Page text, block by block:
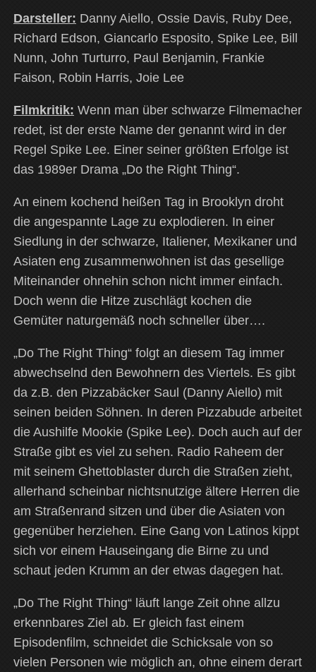
Darsteller: Danny Aiello, Ossie Davis, Ruby Dee,
Richard Edson, Giancarlo Esposito, Spike Lee, Bill
Nunn, John Turturro, Paul Benjamin, Frankie
Faison, Robin Harris, Joie Lee
Filmkritik: Wenn man über schwarze Filmemacher
redet, ist der erste Name der genannt wird in der
Regel Spike Lee. Einer seiner größten Erfolge ist
das 1989er Drama „Do the Right Thing“.
An einem kochend heißen Tag in Brooklyn droht
die angespannte Lage zu explodieren. In einer
Siedlung in der schwarze, Italiener, Mexikaner und
Asiaten eng zusammenwohnen ist das gesellige
Miteinander ohnehin schon nicht immer einfach.
Doch wenn die Hitze zuschlägt kochen die
Gemüter naturgemäß noch schneller über….
„Do The Right Thing“ folgt an diesem Tag immer
abwechselnd den Bewohnern des Viertels. Es gibt
da z.B. den Pizzabäcker Saul (Danny Aiello) mit
seinen beiden Söhnen. In deren Pizzabude arbeitet
die Aushilfe Mookie (Spike Lee). Doch auch auf der
Straße gibt es viel zu sehen. Radio Raheem der
mit seinem Ghettoblaster durch die Straßen zieht,
allerhand scheinbar nichtsnutzige ältere Herren die
am Straßenrand sitzen und über die Asiaten von
gegenüber herziehen. Eine Gang von Latinos kippt
sich vor einem Hauseingang die Birne zu und
schaut jeden Krumm an der etwas dagegen hat.
„Do The Right Thing“ läuft lange Zeit ohne allzu
erkennbares Ziel ab. Er gleich fast einem
Episodenfilm, schneidet die Schicksale von so
vielen Personen wie möglich an, ohne einem derart